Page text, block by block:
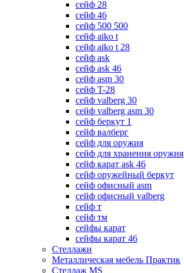
сейф 28
сейф 46
сейф 500 500
сейф aiko t
сейф aiko t 28
сейф ask
сейф ask 46
сейф asm 30
сейф T-28
сейф valberg 30
сейф valberg asm 30
сейф беркут 1
сейф валберг
сейф для оружия
сейф для хранения оружия
сейф карат ask 46
сейф оружейный беркут
сейф офисный asm
сейф офисный valberg
сейф т
сейф тм
сейфы карат
сейфы карат 46
Стеллажи
Металлическая мебель Практик
Стеллаж MS